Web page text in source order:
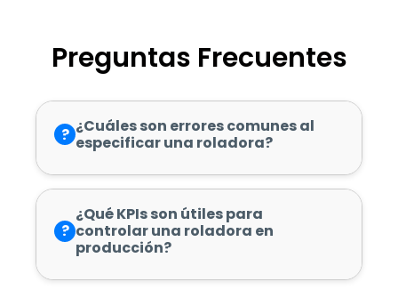
Preguntas Frecuentes
? ¿Cuáles son errores comunes al
especificar una roladora?
?
¿Qué KPIs son útiles para
controlar una roladora en
producción?